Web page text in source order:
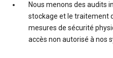
Nous menons des audits
stockage et le traitement
mesures de sécurité
accès non autorisé à nos